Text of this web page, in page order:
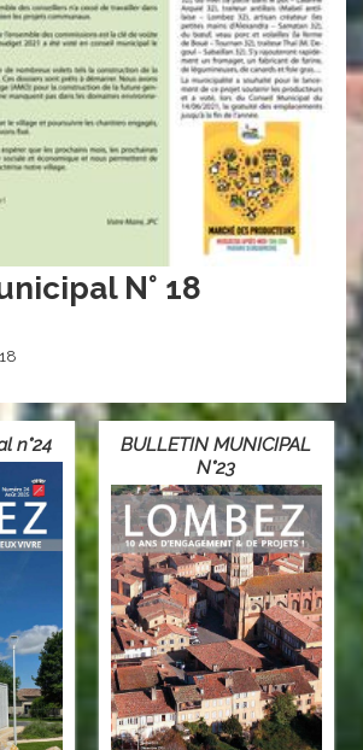
N° 18
n°24
BULLETIN MUNICIPAL
N°23